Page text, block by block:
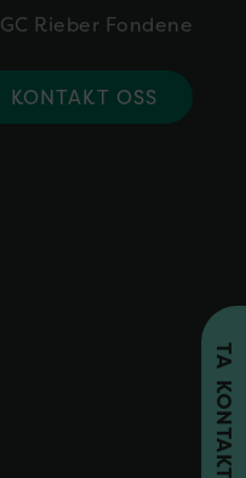
GC Rieber Fondene
KONTAKT OSS
TA KONTAKT